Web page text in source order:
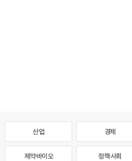
산업 경제
제약·바이오 정책·사회